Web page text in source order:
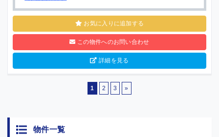
お気に入りに追加する
この物件へのお問い合わせ
詳細を見る
1 2 3 »
物件一覧